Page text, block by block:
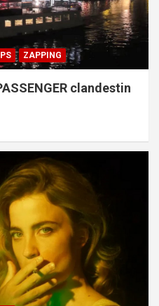
ZAPPING
clandestin